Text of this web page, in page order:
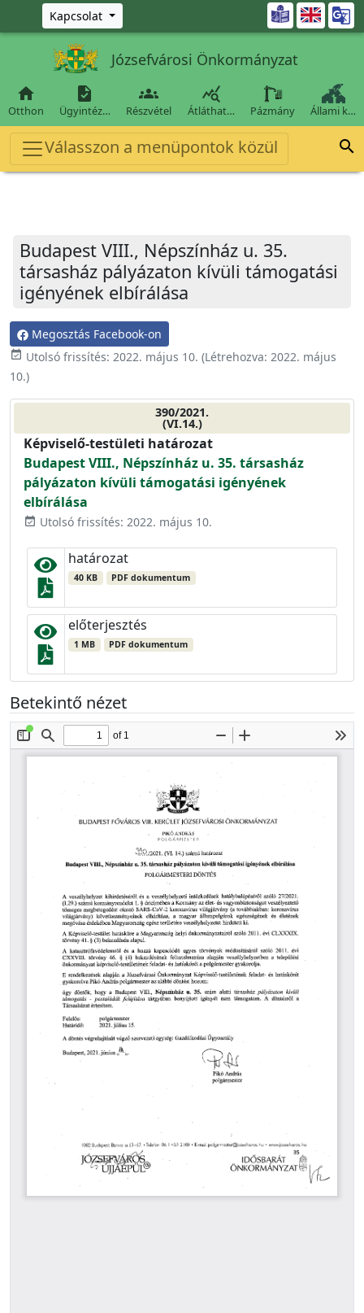
Ugrás a fő tartalomra
Kapcsolat 
Józsefvárosi Önkormányzat

Otthon

Ügyintéz…

Részvétel

Átláthat… Pázmány Állami k…
Válasszon a menüpontok közül 
Budapest VIII., Népszínház u. 35.
társasház pályázaton kívüli támogatási
igényének elbírálása
Megosztás Facebook-on
event_available Utolsó frissítés: 2022. május 10. (Létrehozva: 2022. május
10.)
390/2021.
(VI.14.)
Képviselő-testületi határozat
Budapest VIII., Népszínház u. 35. társasház
pályázaton kívüli támogatási igényének
elbírálása
event_available Utolsó frissítés: 2022. május 10.
határozat
40 KB PDF dokumentum
előterjesztés
1 MB PDF dokumentum
Betekintő nézet